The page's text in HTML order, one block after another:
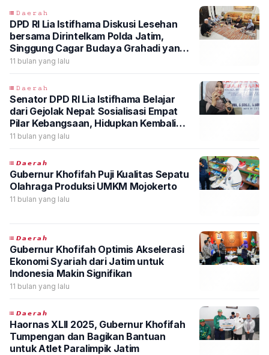
𝙳𝚊𝚎𝚛𝚊𝚑
DPD RI Lia Istifhama Diskusi Lesehan
bersama Dirintelkam Polda Jatim,
Singgung Cagar Budaya Grahadi yang
Terbakar
11 bulan yang lalu
𝙳𝚊𝚎𝚛𝚊𝚑
Senator DPD RI Lia Istifhama Belajar
dari Gejolak Nepal: Sosialisasi Empat
Pilar Kebangsaan, Hidupkan Kembali
Penataran P4
11 bulan yang lalu
𝘿𝙖𝙚𝙧𝙖𝙝
Gubernur Khofifah Puji Kualitas Sepatu
Olahraga Produksi UMKM Mojokerto
11 bulan yang lalu
𝘿𝙖𝙚𝙧𝙖𝙝
Gubernur Khofifah Optimis Akselerasi
Ekonomi Syariah dari Jatim untuk
Indonesia Makin Signifikan
11 bulan yang lalu
𝘿𝙖𝙚𝙧𝙖𝙝
Haornas XLII 2025, Gubernur Khofifah
Tumpengan dan Bagikan Bantuan
untuk Atlet Paralimpik Jatim